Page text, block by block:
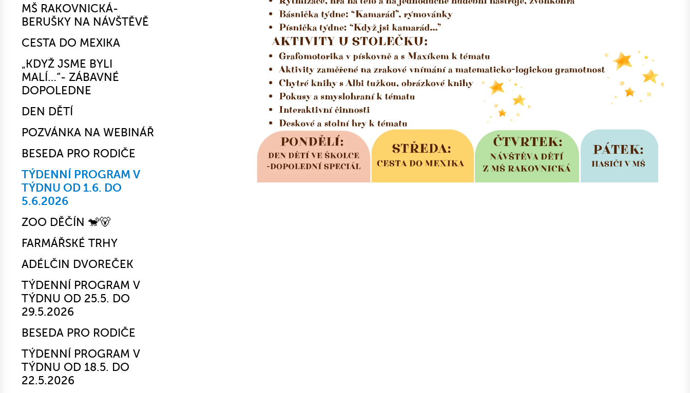
MŠ RAKOVNICKÁ-
BERUŠKY NA NÁVŠTĚVĚ
CESTA DO MEXIKA
„KDYŽ JSME BYLI
MALÍ…“- ZÁBAVNÉ
DOPOLEDNE
DEN DĚTÍ
POZVÁNKA NA WEBINÁŘ
BESEDA PRO RODIČE
TÝDENNÍ PROGRAM V
TÝDNU OD 1.6. DO
5.6.2026
ZOO DĚČÍN 🐒🐻
FARMÁŘSKÉ TRHY
ADÉLČIN DVOREČEK
TÝDENNÍ PROGRAM V
TÝDNU OD 25.5. DO
29.5.2026
BESEDA PRO RODIČE
TÝDENNÍ PROGRAM V
TÝDNU OD 18.5. DO
22.5.2026